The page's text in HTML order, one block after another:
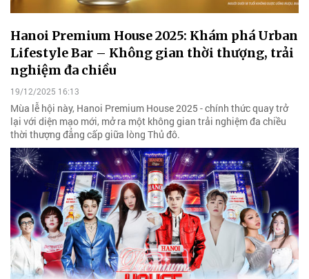
Hanoi Premium House 2025: Khám phá Urban
Lifestyle Bar – Không gian thời thượng, trải
nghiệm đa chiều
19/12/2025 16:13
Mùa lễ hội này, Hanoi Premium House 2025 - chính thức quay trở
lại với diện mạo mới, mở ra một không gian trải nghiệm đa chiều
thời thượng đẳng cấp giữa lòng Thủ đô.